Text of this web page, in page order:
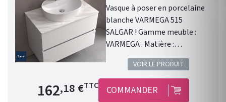
Vasque à poser en porcelaine
blanche VARMEGA 515
SALGAR ! Gamme meuble :
VARMEGA . Matière :
porcelaine blanche .
Dimensions : 500 x 385 x 120
mm. Livré sans bonde et sans
siphon. Garantie 2 ans.
VOIR LE PRODUIT
Prix de base
162,18 €TTC COMMANDER